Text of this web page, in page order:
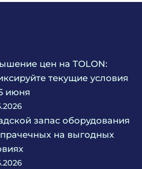
цен на TOLON:
текущие условия
июня
запас оборудования
на выгодных